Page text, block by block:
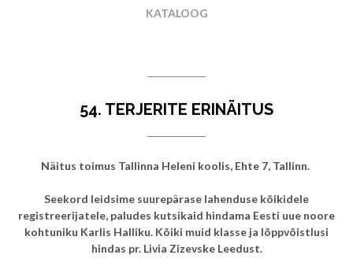
KATALOOG
54. TERJERITE ERINÄITUS
Näitus toimus Tallinna Heleni koolis, Ehte 7, Tallinn.
Seekord leidsime suurepärase lahenduse kõikidele
registreerijatele, paludes kutsikaid hindama Eesti uue noore
kohtuniku Karlis Halliku. Kõiki muid klasse ja lõppvõistlusi
hindas pr. Livia Zizevske Leedust.